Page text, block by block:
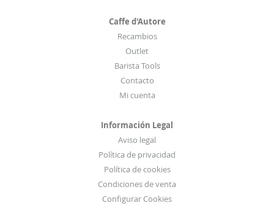
Caffe d'Autore
Recambios
Outlet
Barista Tools
Contacto
Mi cuenta
Información Legal
Aviso legal
Política de privacidad
Política de cookies
Condiciones de venta
Configurar Cookies